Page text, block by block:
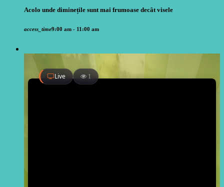
Acolo unde diminețile sunt mai frumoase decât visele
access_time9:00 am - 11:00 am